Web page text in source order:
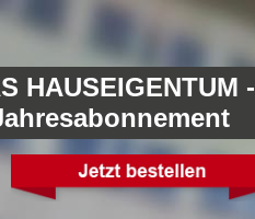
HAUSEIGENTUM -